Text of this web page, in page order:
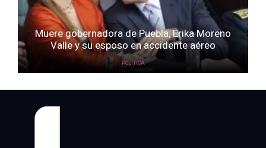
Muere gobernadora de Puebla, Erika Moreno
Valle y su esposo en accidente aéreo
POLÍTICA